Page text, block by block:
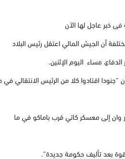
فى خبر عاجل لها الآن
أن الجيش المالي اعتقل رئيس البلاد
الدفاع، مساء اليوم الإثنين.
اقتادوا كلا من الرئيس الانتقالي في
وان إلى معسكر كاتي قرب باماكو في ما
بعد تأليف حكومة جديدة”.